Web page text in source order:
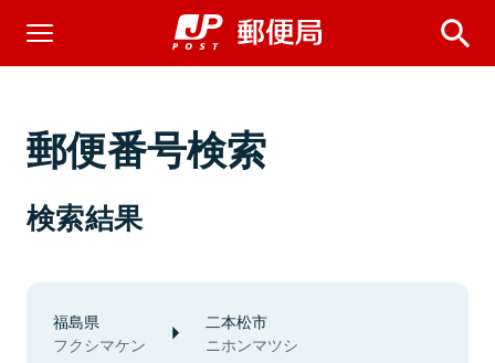
郵便番号検索
検索結果
福島県
フクシマケン
二本松市
ニホンマツシ